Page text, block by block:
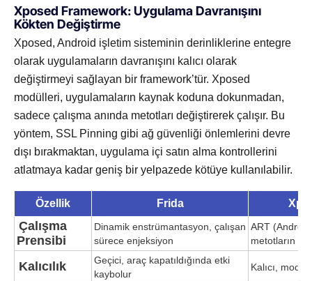
Xposed Framework: Uygulama Davranışını
Kökten Değiştirme
Xposed, Android işletim sisteminin derinliklerine entegre
olarak uygulamaların davranışını kalıcı olarak
değiştirmeyi sağlayan bir framework’tür. Xposed
modülleri, uygulamaların kaynak koduna dokunmadan,
sadece çalışma anında metotları değiştirerek çalışır. Bu
yöntem, SSL Pinning gibi ağ güvenliği önlemlerini devre
dışı bırakmaktan, uygulama içi satın alma kontrollerini
atlatmaya kadar geniş bir yelpazede kötüye kullanılabilir.
Özellik Frida
Çalışma
Prensibi
Dinamik enstrümantasyon, çalışan
sürece enjeksiyon
ART
metotların
Kalıcılık
Geçici, araç kapatıldığında etki
kaybolur
Kalıcı,